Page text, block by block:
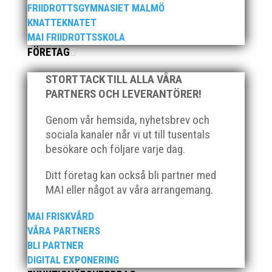
FRIIDROTTSGYMNASIET MALMÖ
KNATTEKNATET
MAI FRIIDROTTSSKOLA
FÖRETAG
STORT TACK TILL ALLA VÅRA
PARTNERS OCH LEVERANTÖRER!
Genom vår hemsida, nyhetsbrev och
sociala kanaler når vi ut till tusentals
besökare och följare varje dag.
Ditt företag kan också bli partner med
MAI eller något av våra arrangemang.
MAI FRISKVÅRD
VÅRA PARTNERS
BLI PARTNER
DIGITAL EXPONERING
Över hundra personer infann sig till årsmötet som
ägde rum på onsdagskvällen på Erics Bar &
Restaurang på Stadionområdet.
Klubb Skåne bjuder in till årets första
grengruppsträff för häck och sprint Lördagen den 23
mars blir det en dag med fokus på häck och sprint.
Träffen riktar sig till ALLA tränare samt aktiva födda
2007–2010. Har ni en aktiv som är ett år yngre eller
äldre så hör...